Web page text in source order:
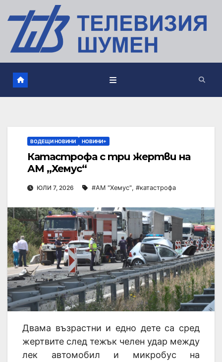
ВОДЕЩИ НОВИНИ НОВИНИ+
Катастрофа с три жертви на
АМ „Хемус“
ЮЛИ 7, 2026 #АМ "Хемус", #катастрофа
Двама възрастни и едно дете са сред
жертвите след тежък челен удар между
лек автомобил и микробус на